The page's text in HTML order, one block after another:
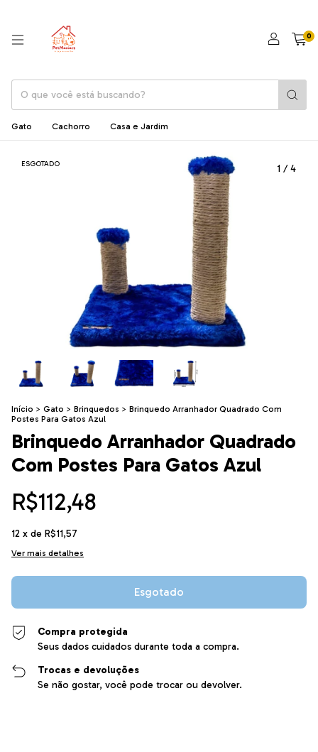
0
Gato Cachorro Casa e Jardim
ESGOTADO 1 /4
Início > Gato > Brinquedos > Brinquedo Arranhador Quadrado Com
Postes Para Gatos Azul
Brinquedo Arranhador Quadrado
Com Postes Para Gatos Azul
R$112,48
12 x de R$11,57
Ver mais detalhes
Compra protegida
Seus dados cuidados durante toda a compra.
Trocas e devoluções
Se não gostar, você pode trocar ou devolver.